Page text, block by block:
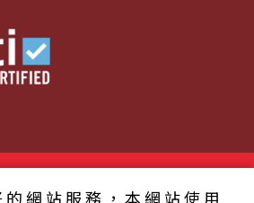
網站服務，本網站使用